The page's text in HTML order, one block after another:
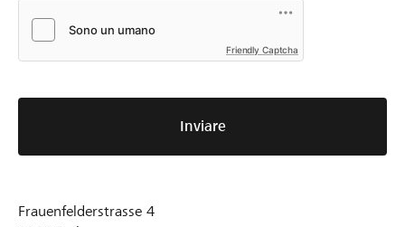
Friendly Captcha
Inviare
Frauenfelderstrasse 4